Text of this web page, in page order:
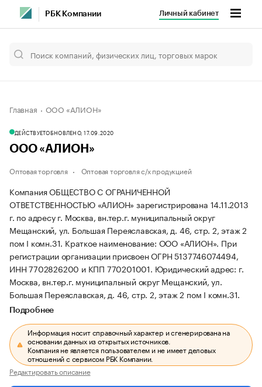
РБК Компании Личный кабинет
Главная ООО «АЛИОН»
ДЕЙСТВУЕТОБНОВЛЕНО, 17.09.2020
ООО «АЛИОН»
Оптовая торговля Оптовая торговля с/х продукцией
Компания ОБЩЕСТВО С ОГРАНИЧЕННОЙ
ОТВЕТСТВЕННОСТЬЮ «АЛИОН» зарегистрирована 14.11.2013
г. по адресу г. Москва, вн.тер.г. муниципальный округ
Мещанский, ул. Большая Переяславская, д. 46, стр. 2, этаж 2
пом I комн.31. Краткое наименование: ООО «АЛИОН». При
регистрации организации присвоен ОГРН 5137746074494,
ИНН 7702826200 и КПП 770201001. Юридический адрес: г.
Москва, вн.тер.г. муниципальный округ Мещанский, ул.
Большая Переяславская, д. 46, стр. 2, этаж 2 пом I комн.31.
Подробнее
Информация носит справочный характер и сгенерирована на
основании данных из открытых источников.
Компания не является пользователем и не имеет деловых
отношений с сервисом РБК Компании.
Редактировать описание